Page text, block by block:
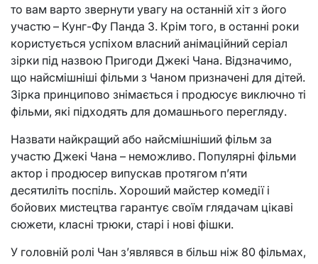
то вам варто звернути увагу на останній хіт з його
участю – Кунг-Фу Панда 3. Крім того, в останні роки
користується успіхом власний анімаційний серіал
зірки під назвою Пригоди Джекі Чана. Відзначимо,
що найсмішніші фільми з Чаном призначені для дітей.
Зірка принципово знімається і продюсує виключно ті
фільми, які підходять для домашнього перегляду.
Назвати найкращий або найсмішніший фільм за
участю Джекі Чана – неможливо. Популярні фільми
актор і продюсер випускав протягом п’яти
десятиліть поспіль. Хороший майстер комедії і
бойових мистецтва гарантує своїм глядачам цікаві
сюжети, класні трюки, старі і нові фішки.
У головній ролі Чан з’являвся в більш ніж 80 фільмах,